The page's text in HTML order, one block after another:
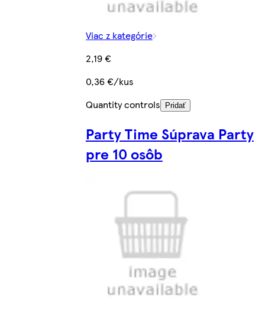
Viac z kategórie
2,19 €
0,36 €/kus
Quantity controls
Pridať
Party Time Súprava Party
pre 10 osôb